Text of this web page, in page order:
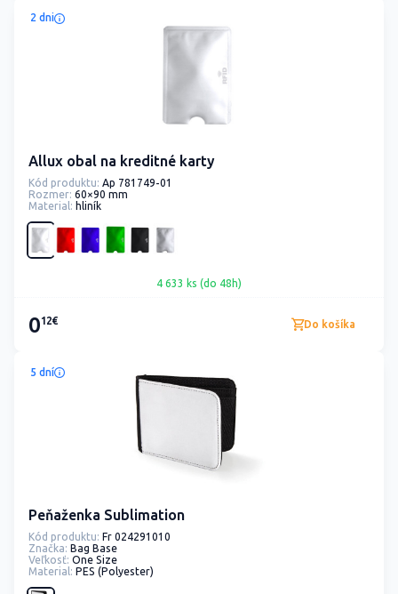
2 dni
Allux obal na kreditné karty
Kód produktu: Ap 781749-01
Rozmer: 60×90 mm
Material: hliník
4 633 ks (do 48h)
012€ Do košíka
5 dní
Peňaženka Sublimation
Kód produktu: Fr 024291010
Značka: Bag Base
Veľkosť: One Size
Material: PES (Polyester)